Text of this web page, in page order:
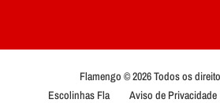
Flamengo © 2026 Todos os
Escolinhas Fla
Aviso de Privacidade